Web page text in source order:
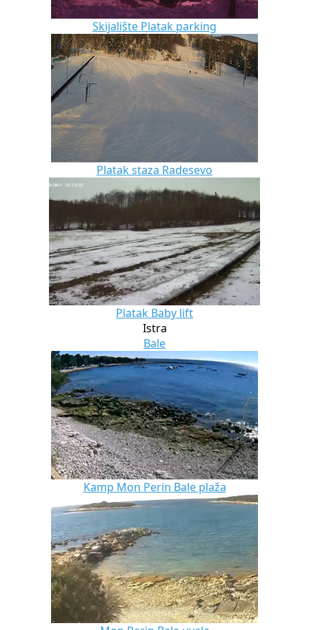
Skijalište Platak parking
Platak staza Radesevo
Platak Baby lift
Istra
Bale
Kamp Mon Perin Bale plaža